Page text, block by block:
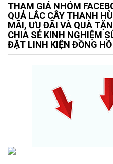
THAM GIÁ NHÓM
QUẢ LẮC CÂY THANH
MÃI, ƯU ĐÃI VÀ QUÀ
CHIA SẺ KINH NGHIỆM
ĐẶT LINH KIỆN ĐỒNG